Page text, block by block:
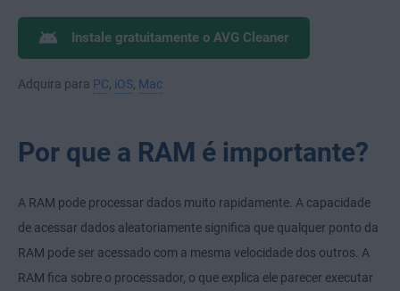
Instale gratuitamente o AVG Cleaner
Adquira para PC, iOS, Mac
Por que a RAM é importante?
A RAM pode processar dados muito rapidamente. A capacidade
de acessar dados aleatoriamente significa que qualquer ponto da
RAM pode ser acessado com a mesma velocidade dos outros. A
RAM fica sobre o processador, o que explica ele parecer executar